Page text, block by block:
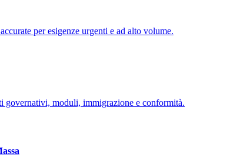
per esigenze urgenti e ad alto volume.
governativi, moduli, immigrazione e conformità.